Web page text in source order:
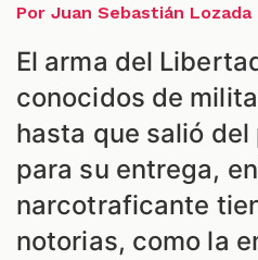
Por Juan Sebastián Lozada
El arma del
conocidos de
hasta que salió
para su entrega,
narcotraficante
notorias, como la